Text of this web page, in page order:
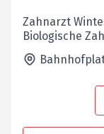
Zahnarzt
Biologische